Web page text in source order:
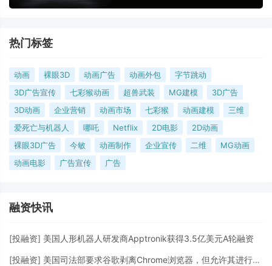
热门标签
动画 裸眼3D 动画广告 动画外包
字节跳动
3D广告宣传
七彩猴动画 超兽武装 MG建模
3D广告
3D动画
企业营销 动画市场 七彩猴 动画建模
三维
爱死亡与机器人
哪吒 Netflix 2D电影
2D动画
裸眼3D广告
今敏 动画制作 企业宣传 二维
MG动画
动画电影
广告宣传 广告
融资快讯
[投融资] 美国人形机器人研发商Apptronik获得3.5亿美元A轮融资
[投融资] 美国司法部要求谷歌剥离Chrome浏览器，但允许其进行AI投资